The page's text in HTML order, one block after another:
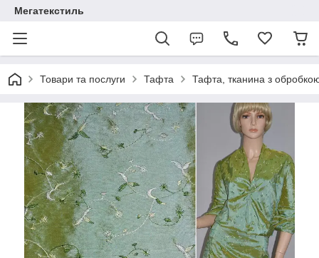
Мегатекстиль
Товари та послуги Тафта Тафта, тканина з